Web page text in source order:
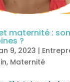
maternité :
?
9, 2023 |
, Maternité